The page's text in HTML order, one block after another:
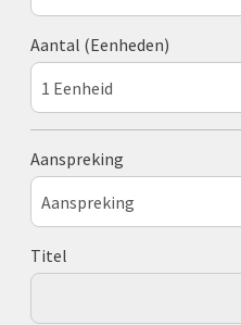
Aantal (Eenheden)
Aanspreking
Titel